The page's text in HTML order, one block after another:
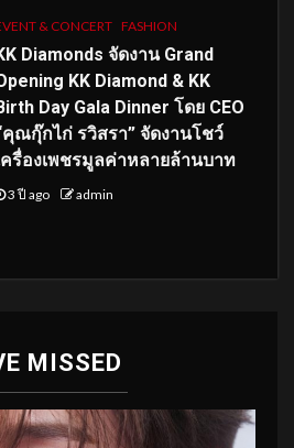
& CONCERT FASHION
Diamonds จัดงาน Grand
KK Diamond & KK
Day Gala Dinner โดย CEO
คุณกุ๊กไก่ รวิสรา” จัดงานโชว์
ครื่องเพชรมูลค่าหลายล้านบาท
3 ปี ago admin
MISSED